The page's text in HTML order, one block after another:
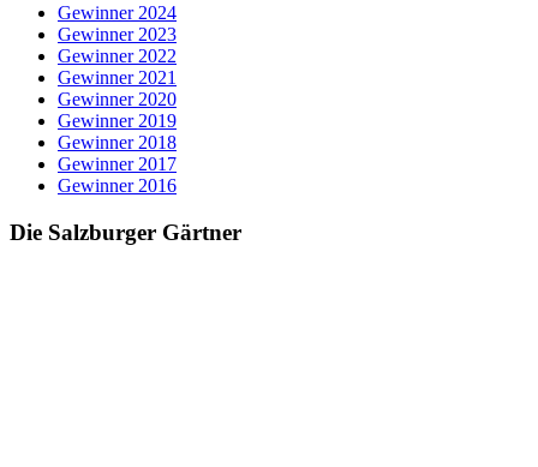
Gewinner 2024
Gewinner 2023
Gewinner 2022
Gewinner 2021
Gewinner 2020
Gewinner 2019
Gewinner 2018
Gewinner 2017
Gewinner 2016
Die Salzburger Gärtner